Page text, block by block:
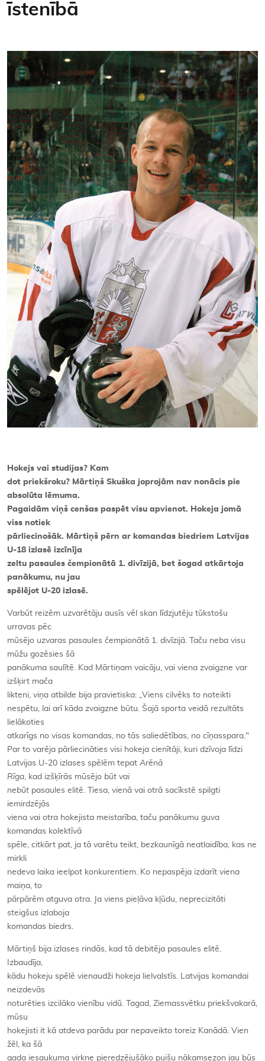
īstenībā
Hokejs vai studijas? Kam
dot priekšroku? Mārtiņš Skuška joprojām nav nonācis pie
absolūta lēmuma.
Pagaidām viņš cenšas paspēt visu apvienot. Hokeja jomā
viss notiek
pārliecinošāk. Mārtiņš pērn ar komandas biedriem Latvijas
U-18 izlasē izcīnīja
zeltu pasaules čempionātā 1. divīzijā, bet šogad atkārtoja
panākumu, nu jau
spēlējot U-20 izlasē.
Varbūt reizēm uzvarētāju ausīs vēl skan līdzjutēju tūkstošu
urravas pēc
mūsējo uzvaras pasaules čempionātā 1. divīzijā. Taču neba visu
mūžu gozēsies šā
panākuma saulītē. Kad Mārtiņam vaicāju, vai viena zvaigzne var
izšķirt mača
likteni, viņa atbilde bija pravietiska: „Viens cilvēks to noteikti
nespētu, lai arī kāda zvaigzne būtu. Šajā sporta veidā rezultāts
lielākoties
atkarīgs no visas komandas, no tās saliedētības, no cīņasspara."
Par to varēja pārliecināties visi hokeja cienītāji, kuri dzīvoja līdzi
Latvijas U-20 izlases spēlēm tepat Arēnā
Rīga , kad izšķīrās mūsējo būt vai
nebūt pasaules elitē. Tiesa, vienā vai otrā sacīkstē spilgti
iemirdzējās
viena vai otra hokejista meistarība, taču panākumu guva
komandas kolektīvā
spēle, citkārt pat, ja tā varētu teikt, bezkaunīgā neatlaidība, kas ne
mirkli
nedeva laika ieelpot konkurentiem. Ko nepaspēja izdarīt viena
maiņa, to
pārpārēm atguva otra. Ja viens pieļāva kļūdu, neprecizitāti
steigšus izlaboja
komandas biedrs.
Mārtiņš bija izlases rindās, kad tā debitēja pasaules elitē.
Izbaudīja,
kādu hokeju spēlē vienaudži hokeja lielvalstīs. Latvijas komandai
neizdevās
noturēties izcilāko vienību vidū. Tagad, Ziemassvētku priekšvakarā,
mūsu
hokejisti it kā atdeva parādu par nepaveikto toreiz Kanādā. Vien
žēl, ka šā
gada iesaukuma virkne pieredzējušāko puišu nākamsezon jau būs